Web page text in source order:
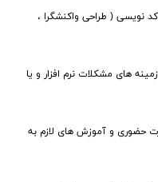
نویسی ( طراحی واکنشگرا ،
های مشکلات نرم افزار و یا
حضوری و آموزش های لازم به